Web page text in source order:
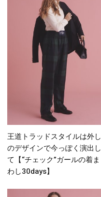
王道トラッドスタイルは外し
のデザインで今っぽく演出し
て【“チェック”ガールの着ま
わし30days】